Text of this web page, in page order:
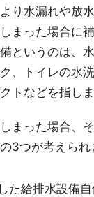
り水漏れや放
まった場合に
というのは、
、トイレの水
トなどを指しま
まった場合、
3つが考えられ
た給排水設備